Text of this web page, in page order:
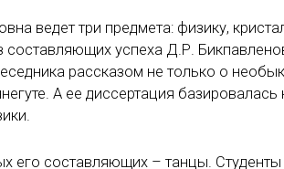
ведет три предмета: физику,
успеха Д.Р.
рассказом не только о
А ее диссертация
его составляющих – танцы.